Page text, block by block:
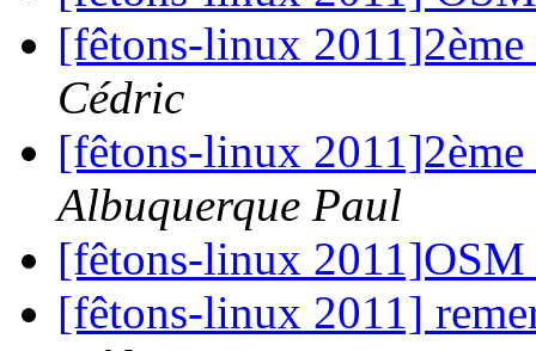
[fêtons-linux
Cédric
[fêtons-linux
Albuquerque Paul
[fêtons-linux 2011]OSM
[fêtons-linux 2011]